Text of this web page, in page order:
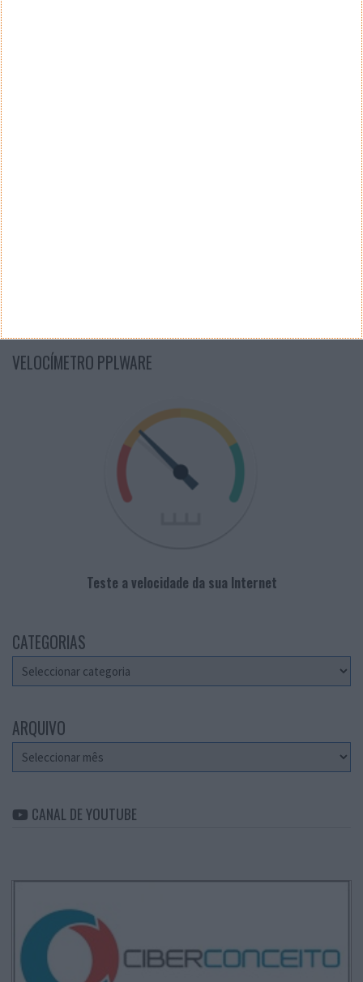
VELOCÍMETRO PPLWARE
Teste a velocidade da sua Internet
CATEGORIAS
Categorias
ARQUIVO
Arquivo
CANAL DE YOUTUBE